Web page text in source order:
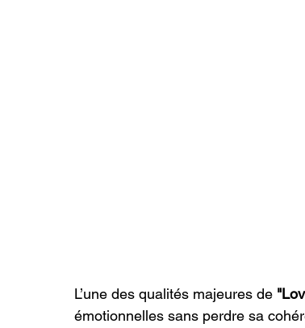
L’une des qualités majeures de
émotionnelles sans perdre sa